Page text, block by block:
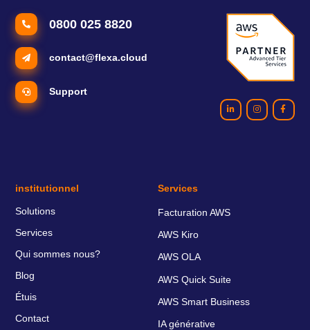
0800 025 8820
contact@flexa.cloud
Support
institutionnel
Solutions
Services
Qui sommes nous?
Blog
Étuis
Contact
Services
Facturation AWS
AWS Kiro
AWS OLA
AWS Quick Suite
AWS Smart Business
IA générative